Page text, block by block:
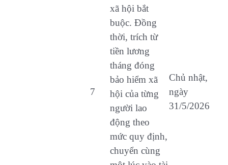
7
xã hội bắt
buộc. Đồng
thời, trích từ
tiền lương
tháng đóng
bảo hiểm xã
hội của từng
người lao
động theo
mức quy định,
chuyển cùng
Chủ nhật,
ngày
31/5/2026